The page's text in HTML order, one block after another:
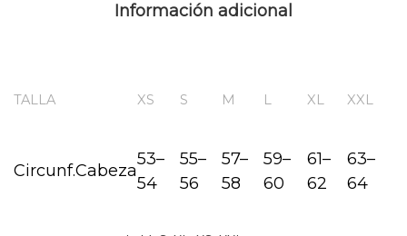
Información adicional
TALLA XS S M L XL XXL
Circunf.Cabeza
53–
54
55–
56
57–
58
59–
60
61–
62
63–
64